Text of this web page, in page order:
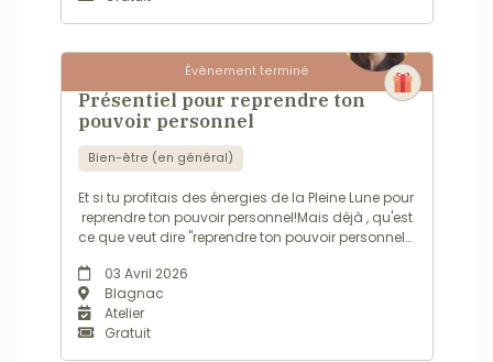
Évènement terminé
L'Expérience InAmMa en
Présentiel pour reprendre ton
pouvoir personnel
Bien-être (en général)
Et si tu profitais des énergies de la Pleine Lune pour
reprendre ton pouvoir personnel!Mais déjà , qu'est
ce que veut dire "reprendre ton pouvoir personnel?
d'être sous emprise-d'écouter la voix des autres
que tu prends pour...
03 Avril 2026
Blagnac
Atelier
Gratuit